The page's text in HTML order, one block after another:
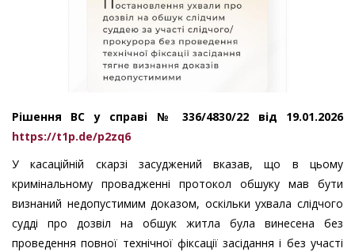
Рішення ВС у справі № 336/4830/22 від 19.01.2026
https://t1p.de/p2zq6
У касаційній скарзі засуджений вказав, що в цьому
кримінальному провадженні протокол обшуку мав бути
визнаний недопустимим доказом, оскільки ухвала слідчого
судді про дозвіл на обшук житла була винесена без
проведення повної технічної фіксації засідання і без участі